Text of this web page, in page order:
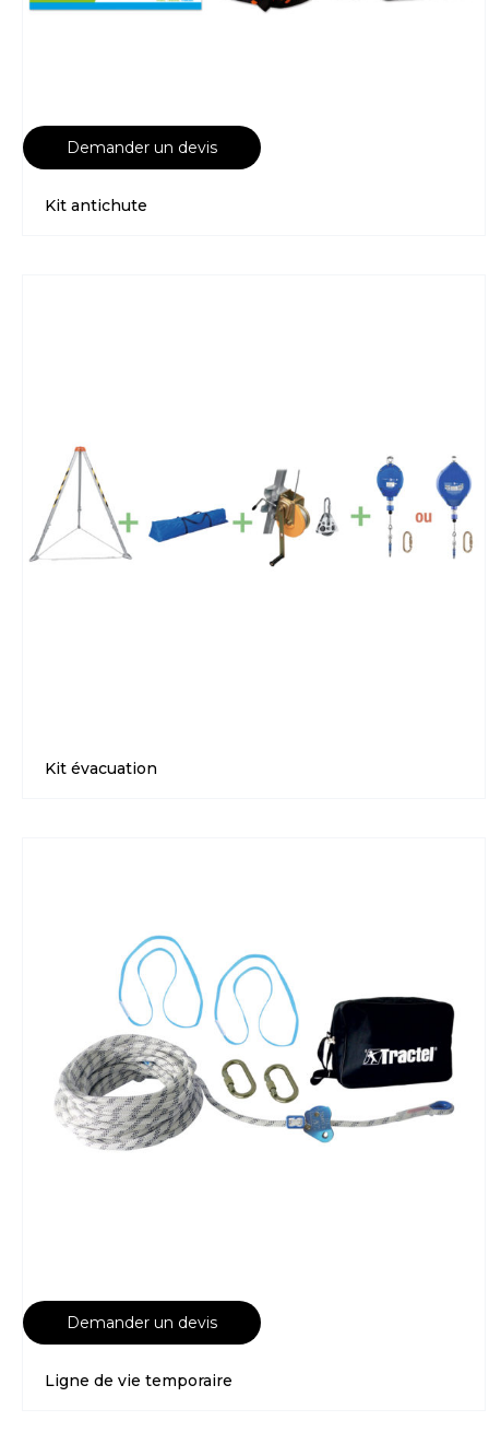
Demander un devis
Kit antichute
Kit évacuation
Demander un devis
Ligne de vie temporaire